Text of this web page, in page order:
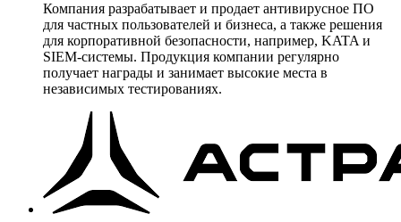
Компания разрабатывает и продает антивирусное ПО
для частных пользователей и бизнеса, а также решения
для корпоративной безопасности, например, KATA и
SIEM-системы. Продукция компании регулярно
получает награды и занимает высокие места в
независимых тестированиях.